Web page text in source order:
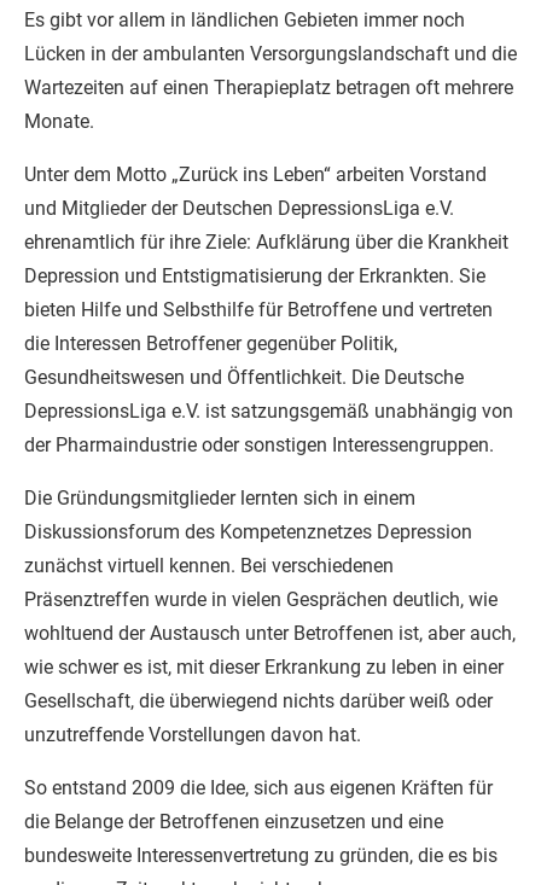
Es gibt vor allem in ländlichen Gebieten immer noch
Lücken in der ambulanten Versorgungslandschaft und die
Wartezeiten auf einen Therapieplatz betragen oft mehrere
Monate.
Unter dem Motto „Zurück ins Leben“ arbeiten Vorstand
und Mitglieder der Deutschen DepressionsLiga e.V.
ehrenamtlich für ihre Ziele: Aufklärung über die Krankheit
Depression und Entstigmatisierung der Erkrankten. Sie
bieten Hilfe und Selbsthilfe für Betroffene und vertreten
die Interessen Betroffener gegenüber Politik,
Gesundheitswesen und Öffentlichkeit. Die Deutsche
DepressionsLiga e.V. ist satzungsgemäß unabhängig von
der Pharmaindustrie oder sonstigen Interessengruppen.
Die Gründungsmitglieder lernten sich in einem
Diskussionsforum des Kompetenznetzes Depression
zunächst virtuell kennen. Bei verschiedenen
Präsenztreffen wurde in vielen Gesprächen deutlich, wie
wohltuend der Austausch unter Betroffenen ist, aber auch,
wie schwer es ist, mit dieser Erkrankung zu leben in einer
Gesellschaft, die überwiegend nichts darüber weiß oder
unzutreffende Vorstellungen davon hat.
So entstand 2009 die Idee, sich aus eigenen Kräften für
die Belange der Betroffenen einzusetzen und eine
bundesweite Interessenvertretung zu gründen, die es bis